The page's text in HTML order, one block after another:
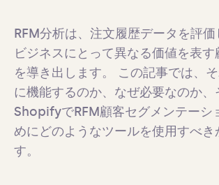
RFM分析は、注文履歴データを評
ビジネスにとって異なる価値を表
を導き出します。 この記事では、
に機能するのか、なぜ必要なのか、
ShopifyでRFM顧客セグメンテーシ
めにどのようなツールを使用すべき
す。